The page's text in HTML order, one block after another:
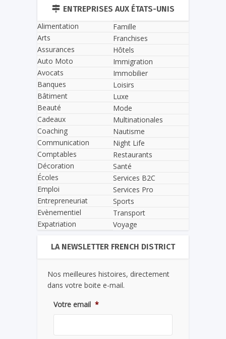
ENTREPRISES AUX ÉTATS-UNIS
Alimentation
Arts
Assurances
Auto Moto
Avocats
Banques
Bâtiment
Beauté
Cadeaux
Coaching
Communication
Comptables
Décoration
Écoles
Emploi
Entrepreneuriat
Evènementiel
Expatriation
Famille
Franchises
Hôtels
Immigration
Immobilier
Loisirs
Luxe
Mode
Multinationales
Nautisme
Night Life
Restaurants
Santé
Services B2C
Services Pro
Sports
Transport
Voyage
LA NEWSLETTER FRENCH DISTRICT
Nos meilleures histoires, directement
dans votre boite e-mail.
Votre email *